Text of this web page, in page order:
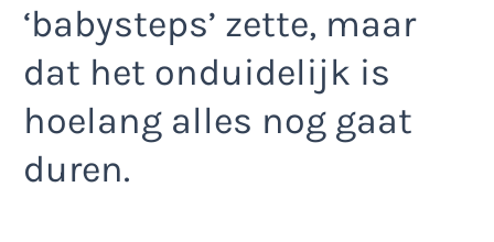
‘babysteps’ zette, maar
dat het onduidelijk is
hoelang alles nog gaat
duren.